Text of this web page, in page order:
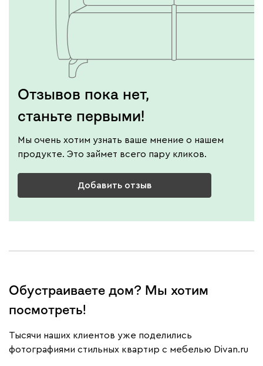
Отзывов пока нет,
станьте первыми!
Мы очень хотим узнать ваше мнение о нашем
продукте. Это займет всего пару кликов.
Добавить отзыв
Обустраиваете дом? Мы хотим
посмотреть!
Тысячи наших клиентов уже поделились
фотографиями стильных квартир с мебелью Divan.ru